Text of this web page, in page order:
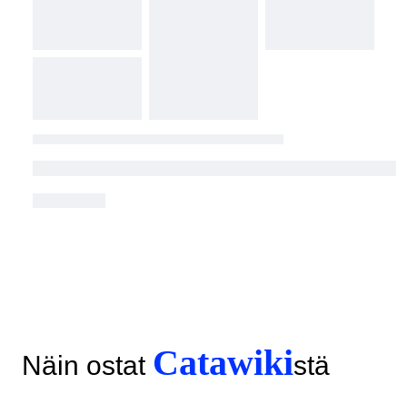
Näin ostat Catawikistä